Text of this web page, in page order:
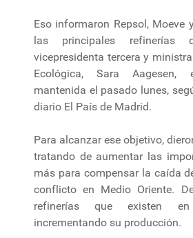
Eso informaron Repsol, Moeve
las principales
vicepresidenta tercera y
Ecológica, Sara
mantenida el pasado lunes,
diario El País de Madrid.
Para alcanzar ese objetivo,
tratando de aumentar las
más para compensar la caída
conflicto en Medio Oriente.
refinerías que existen
incrementando su producción.